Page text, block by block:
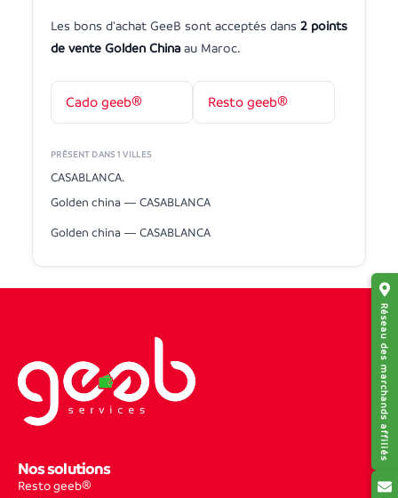
Réseau des marchands affiliés
Les bons d'achat GeeB sont acceptés dans 2 points
de vente Golden Chinaau Maroc.
Cado geeb® Resto geeb®
PRÉSENT DANS 1 VILLES
CASABLANCA.
Golden china — CASABLANCA
Golden china — CASABLANCA
Nos solutions
Resto geeb®